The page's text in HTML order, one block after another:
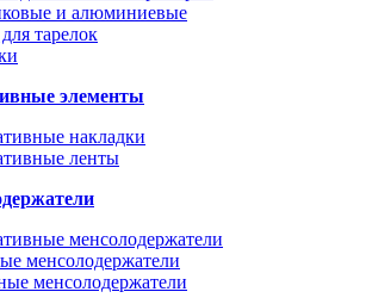
и алюминиевые
тарелок
элементы
накладки
ленты
менсолодержатели
менсолодержатели
менсолодержатели